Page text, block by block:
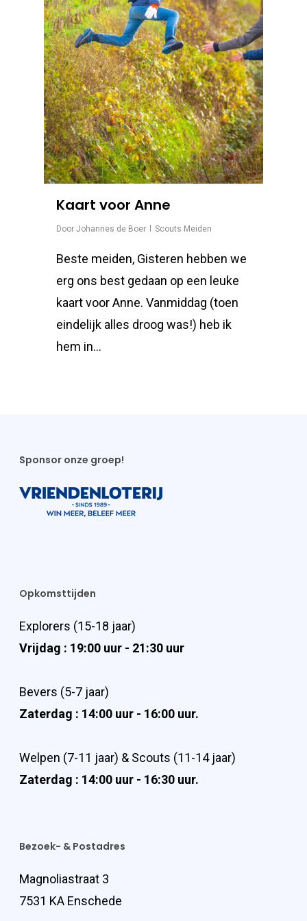
Kaart voor Anne
Door Johannes de Boer Scouts Meiden
Beste meiden, Gisteren hebben we
erg ons best gedaan op een leuke
kaart voor Anne. Vanmiddag (toen
eindelijk alles droog was!) heb ik
hem in…
Sponsor onze groep!
Opkomsttijden
Explorers (15-18 jaar)
Vrijdag : 19:00 uur - 21:30 uur
Bevers (5-7 jaar)
Zaterdag : 14:00 uur - 16:00 uur.
Welpen (7-11 jaar) & Scouts (11-14 jaar)
Zaterdag : 14:00 uur - 16:30 uur.
Bezoek- & Postadres
Magnoliastraat 3
7531 KA Enschede